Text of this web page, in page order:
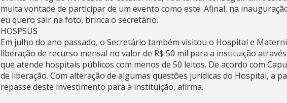
muita vontade de participar de um evento como este. Afinal, na
eu quero sair na foto, brinca o secretário.
HOSPSUS
Em julho do ano passado, o Secretário também visitou o Hospital e
liberação de recurso mensal no valor de R$ 50 mil para a instituição
que atende hospitais públicos com menos de 50 leitos. De acordo com
de liberação. Com alteração de algumas questões jurídicas do Hospital, a
repasse deste investimento para a instituição, afirma.